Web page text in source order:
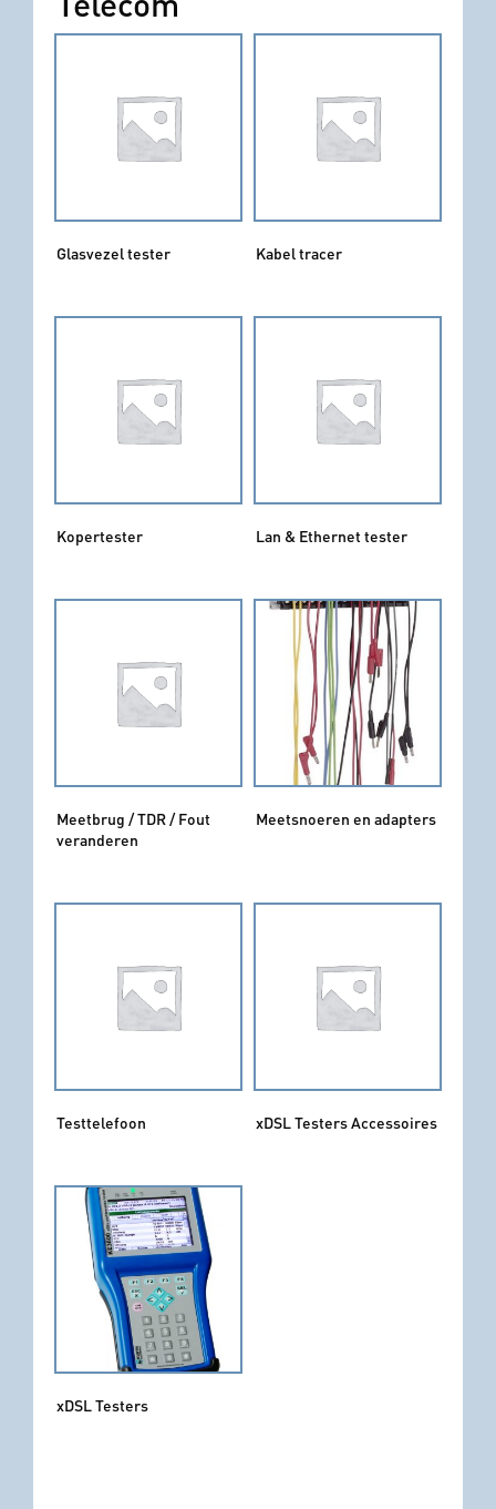
Glasvezel tester Kabel tracer
Kopertester Lan & Ethernet tester
Meetbrug / TDR / Fout
veranderen
Meetsnoeren en adapters
Testtelefoon xDSL Testers Accessoires
xDSL Testers